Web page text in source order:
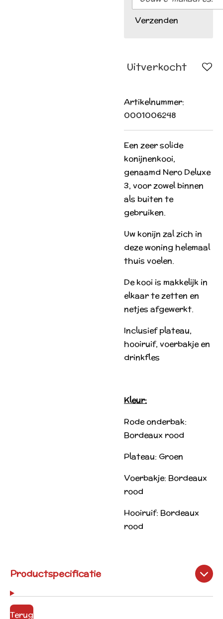
Verzenden
Uitverkocht
Artikelnummer:
0001006248
Een zeer solide
konijnenkooi,
genaamd Nero Deluxe
3, voor zowel binnen
als buiten te
gebruiken.
Uw konijn zal zich in
deze woning helemaal
thuis voelen.
De kooi is makkelijk in
elkaar te zetten en
netjes afgewerkt.
Inclusief plateau,
hooiruif, voerbakje en
drinkfles
Kleur:
Rode onderbak:
Bordeaux rood
Plateau: Groen
Voerbakje: Bordeaux
rood
Hooiruif: Bordeaux
rood
Productspecificatie
Terug